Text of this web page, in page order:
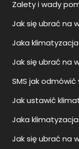
Zalety i wady
Jak się ubrać na
Jaka
Jak się ubrać na
SMS jak odmówić
Jak ustawić
Jaka
Jak się ubrać na